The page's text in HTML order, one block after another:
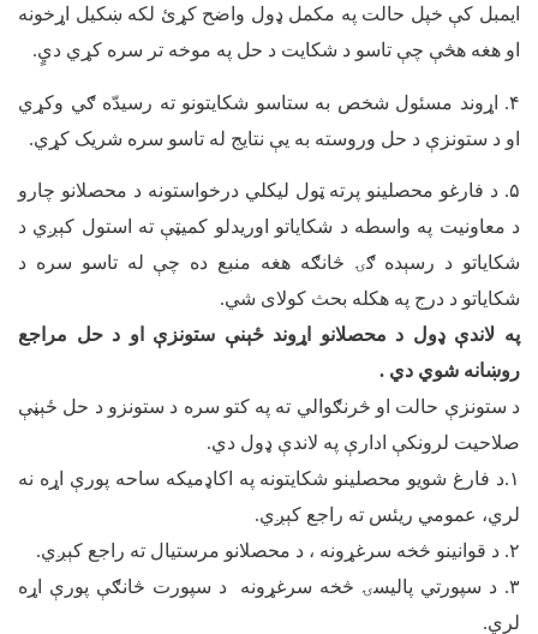
ایمبل کې خپل حالت په مکمل ډول واضح کړئ لکه ښکيل اړخونه
او هغه هڅې چې تاسو د شکایت د حل په موخه تر سره کړي ديٍ.
۴. اړوند مسئول شخص به ستاسو شکایتونو ته رسیدّه ګي وکړي
او د ستونزې د حل وروسته به یې نتایج له تاسو سره شریک کړي.
۵. د فارغو محصلینو پرته ټول لیکلي درخواستونه د محصلانو چارو
د معاونیت په واسطه د شکایاتو اوریدلو کمیټې ته استول کېږي د
شکایاتو د رسېده ګۍ څانګه هغه منبع ده چې له تاسو سره د
شکایاتو د درج په هکله بحث کولای شي.
په لاندې ډول د محصلانو اړوند ځېنې ستونزې او د حل مراجع
روښانه شوي دي .
د ستونزې حالت او څرنګوالي ته په کتو سره د ستونزو د حل ځېڼې
صلاحیت لرونکې ادارې په لاندې ډول دي.
۱.د فارغ شویو محصلینو شکایتونه په اکاډمیکه ساحه پورې اړه نه
لري، عمومي ریئس ته راجع کېږي.
۲. د قوانینو څخه سرغړونه ، د محصلانو مرستيال ته راجع کېږي.
۳. د سپورتي پالیسۍ څخه سرغړونه د سپورت څانګې پورې اړه
لري.